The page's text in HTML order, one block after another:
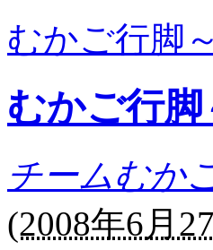
むかご行脚
むかご行
チームむか
(2008年6月